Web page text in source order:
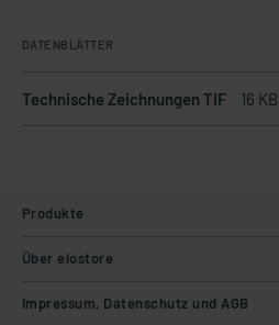
DATENBLÄTTER
Technische Zeichnungen TIF 16 KB
Produkte
Über elostore
Impressum, Datenschutz und AGB